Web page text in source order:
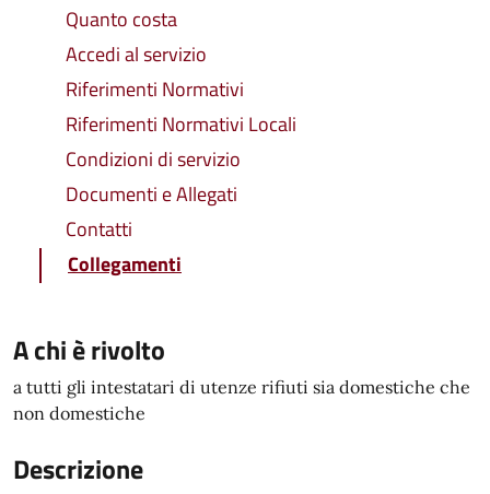
Quanto costa
Accedi al servizio
Riferimenti Normativi
Riferimenti Normativi Locali
Condizioni di servizio
Documenti e Allegati
Contatti
Collegamenti
A chi è rivolto
a tutti gli intestatari di utenze rifiuti sia domestiche che
non domestiche
Descrizione